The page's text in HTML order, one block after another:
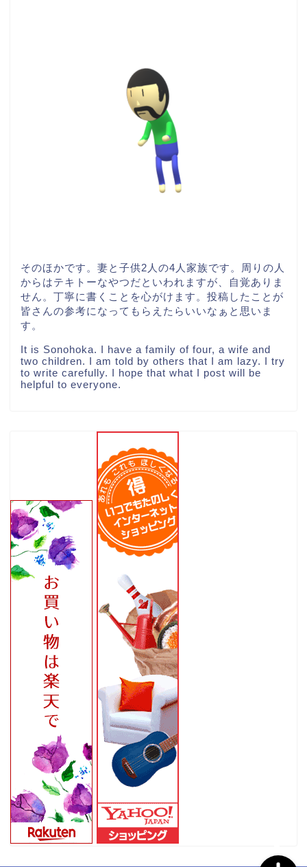
そのほかです。妻と子供2人の4人家族です。周りの人
からはテキトーなやつだといわれますが、自覚ありま
せん。丁寧に書くことを心がけます。投稿したことが
皆さんの参考になってもらえたらいいなぁと思いま
す。
It is Sonohoka. I have a family of four, a wife and
two children. I am told by others that I am lazy. I try
to write carefully. I hope that what I post will be
helpful to everyone.